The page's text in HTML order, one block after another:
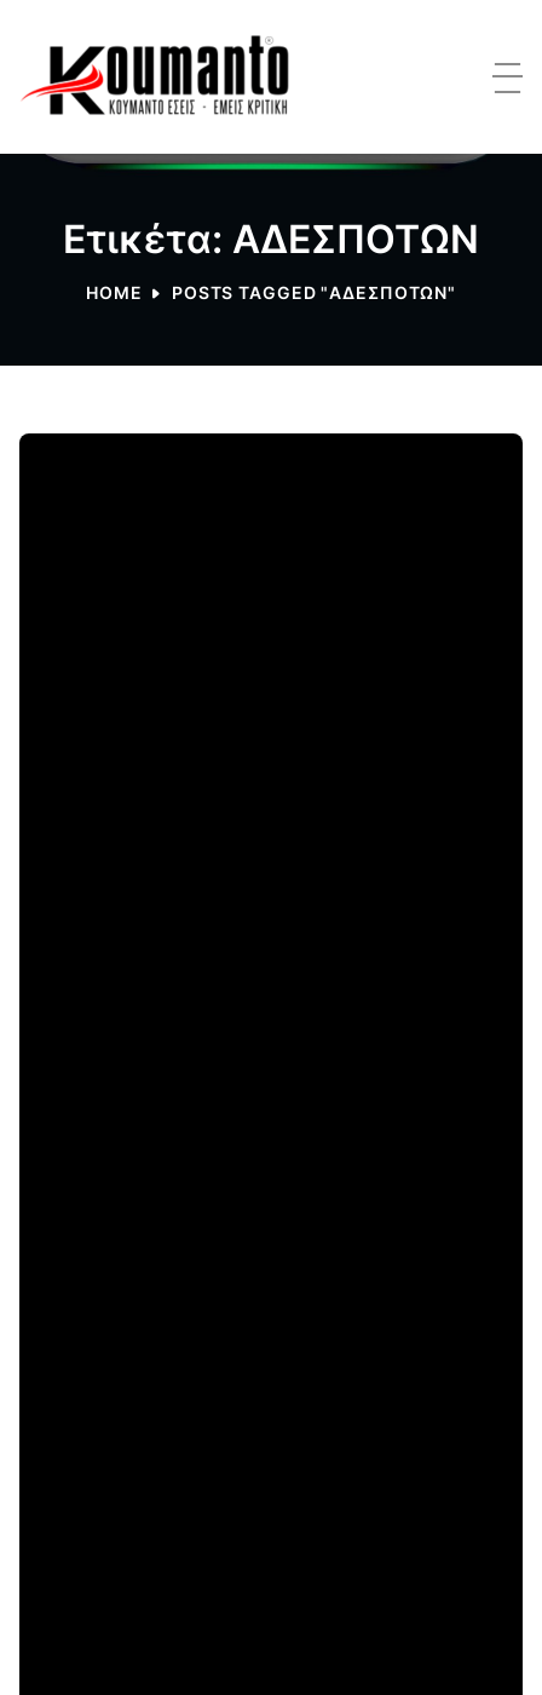
Ετικέτα: ΑΔΕΣΠΟΤΩΝ
HOME POSTS TAGGED "ΑΔΕΣΠΟΤΩΝ"